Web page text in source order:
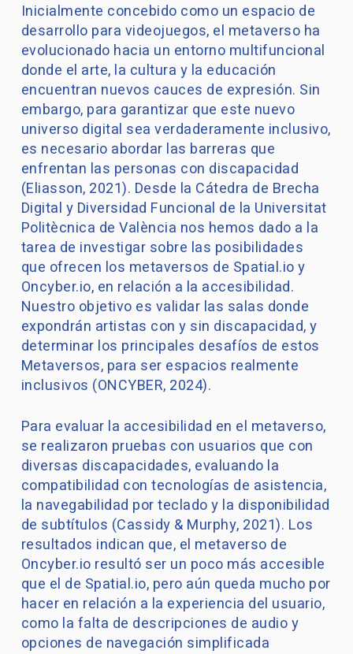
Inicialmente concebido como un espacio de
desarrollo para videojuegos, el metaverso ha
evolucionado hacia un entorno multifuncional
donde el arte, la cultura y la educación
encuentran nuevos cauces de expresión. Sin
embargo, para garantizar que este nuevo
universo digital sea verdaderamente inclusivo,
es necesario abordar las barreras que
enfrentan las personas con discapacidad
(Eliasson, 2021). Desde la Cátedra de Brecha
Digital y Diversidad Funcional de la Universitat
Politècnica de València nos hemos dado a la
tarea de investigar sobre las posibilidades
que ofrecen los metaversos de Spatial.io y
Oncyber.io, en relación a la accesibilidad.
Nuestro objetivo es validar las salas donde
expondrán artistas con y sin discapacidad, y
determinar los principales desafíos de estos
Metaversos, para ser espacios realmente
inclusivos (ONCYBER, 2024).
Para evaluar la accesibilidad en el metaverso,
se realizaron pruebas con usuarios que con
diversas discapacidades, evaluando la
compatibilidad con tecnologías de asistencia,
la navegabilidad por teclado y la disponibilidad
de subtítulos (Cassidy & Murphy, 2021). Los
resultados indican que, el metaverso de
Oncyber.io resultó ser un poco más accesible
que el de Spatial.io, pero aún queda mucho por
hacer en relación a la experiencia del usuario,
como la falta de descripciones de audio y
opciones de navegación simplificada